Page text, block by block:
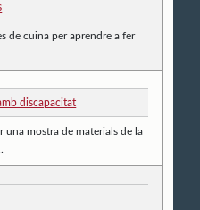
de cuina per aprendre a fer
discapacitat
una mostra de materials de la